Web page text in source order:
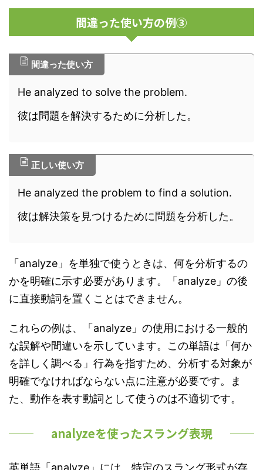
間違った使い方の例③
間違った使い方
He analyzed to solve the problem.
彼は問題を解決するために分析した。
正しい使い方
He analyzed the problem to find a solution.
彼は解決策を見つけるために問題を分析した。
「analyze」を単独で使うときは、何を分析するの
かを明確に示す必要があります。「analyze」の後
に直接動詞を置くことはできません。
これらの例は、「analyze」の使用における一般的
な誤解や間違いを示しています。この単語は「何か
を詳しく調べる」行為を指すため、分析する対象が
明確でなければならない点に注意が必要です。ま
た、動作を表す動詞として使うのは不適切です。
analyzeを使ったスラング表現